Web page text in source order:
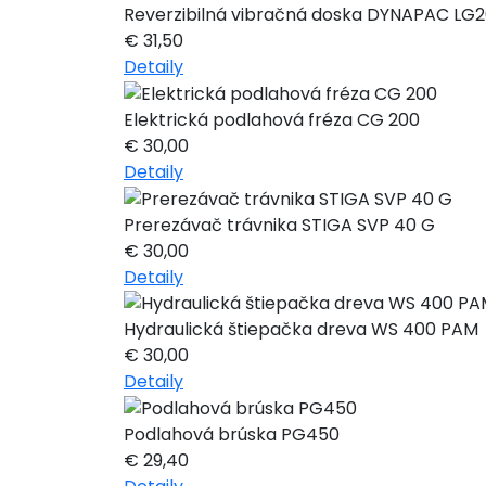
Reverzibilná vibračná doska DYNAPAC
€ 31,50
Detaily
Elektrická podlahová fréza CG 200
€ 30,00
Detaily
Prerezávač trávnika STIGA SVP 40 G
€ 30,00
Detaily
Hydraulická štiepačka dreva WS 400 PAM
€ 30,00
Detaily
Podlahová brúska PG450
€ 29,40